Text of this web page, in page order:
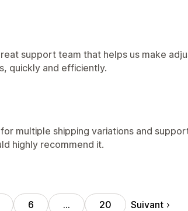
support team that helps us make
quickly and efficiently.
multiple shipping variations and
highly recommend it.
6 … 20 Suivant